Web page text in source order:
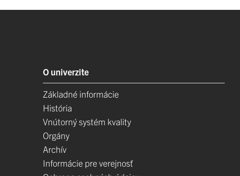
O univerzite
Základné informácie
História
Vnútorný systém kvality
Orgány
Archív
Informácie pre verejnosť